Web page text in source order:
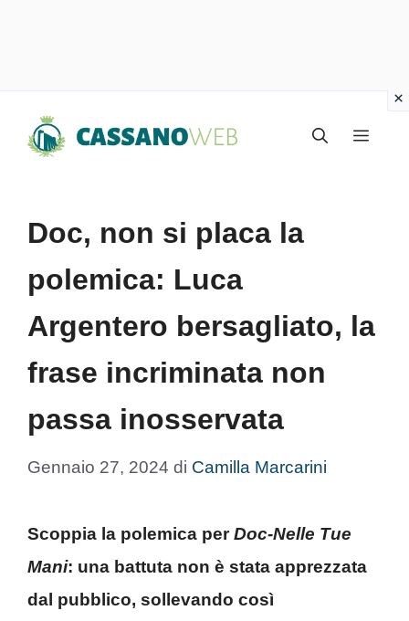
Menu
Doc, non si placa la
polemica: Luca
Argentero bersagliato, la
frase incriminata non
passa inosservata
Gennaio 27, 2024 di Camilla Marcarini
Scoppia la polemica perDoc-Nelle Tue
Mani: una battuta non è stata apprezzata
dal pubblico, sollevando così